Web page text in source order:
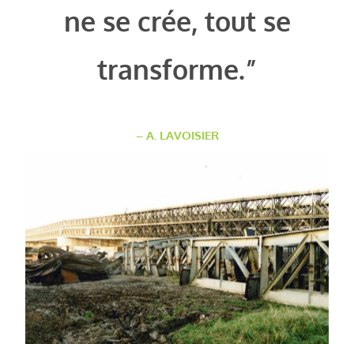
ne se crée, tout se
transforme.”
– A. LAVOISIER